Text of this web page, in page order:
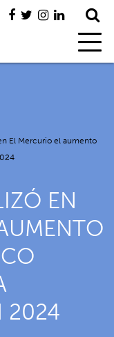
El Mercurio el aumento
EN
2024